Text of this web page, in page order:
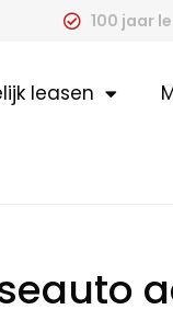
100 jaar
leasen